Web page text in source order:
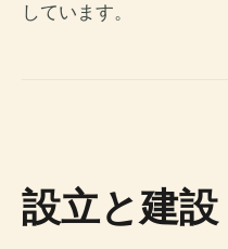
しています。
設立と建設